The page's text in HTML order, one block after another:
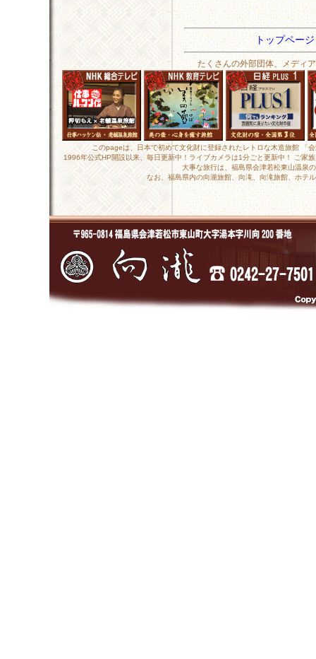
トップペー
たくさんの外部団体、メディ
このpageは、日本で初めて文化財に登録されたレトロな木造旅館
1996年公式HP開設以来、毎日更新中！ライブカメラは1分ごと更新中！ ご家
大事な旅行は、福島県会津若松東山温泉
なお、福島県内の向瀧旅館、向滝、向滝旅館、ホテ